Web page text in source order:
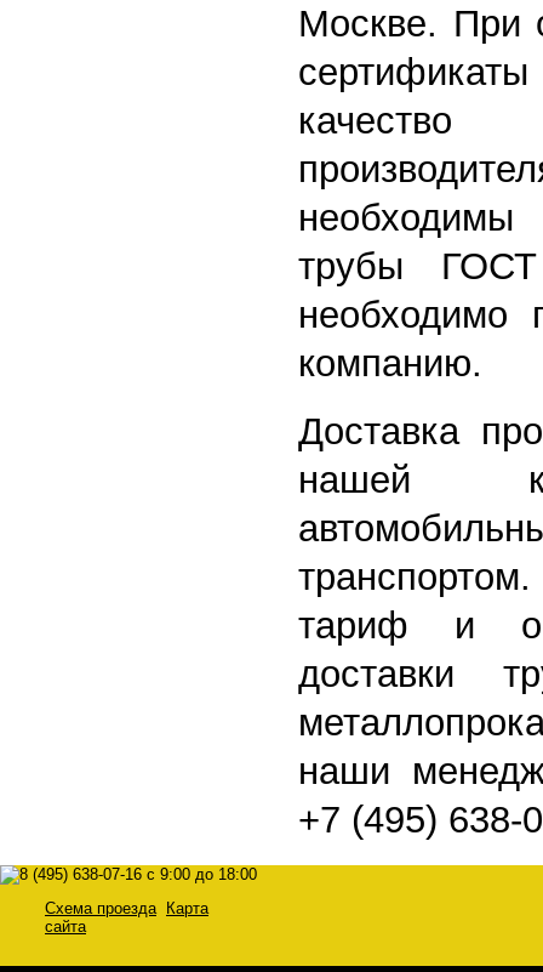
Москве. При
качество
трубы
необходимо
компанию.
Доставка
нашей
тариф и
доставки
наши
+7 (495) 638-
Схема проезда
Карта
сайта